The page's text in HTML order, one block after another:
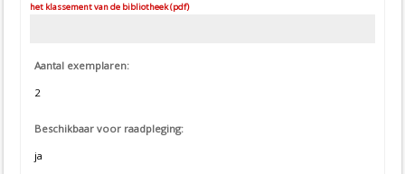
het klassement van de bibliotheek (pdf)
Aantal exemplaren:
2
Beschikbaar voor raadpleging:
ja